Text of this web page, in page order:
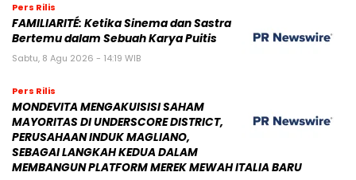
Pers Rilis
FAMILIARITÉ: Ketika Sinema dan Sastra
Bertemu dalam Sebuah Karya Puitis
Sabtu, 8 Agu 2026 - 14:19 WIB
Pers Rilis
MONDEVITA MENGAKUISISI SAHAM
MAYORITAS DI UNDERSCORE DISTRICT,
PERUSAHAAN INDUK MAGLIANO,
SEBAGAI LANGKAH KEDUA DALAM
MEMBANGUN PLATFORM MEREK MEWAH ITALIA BARU